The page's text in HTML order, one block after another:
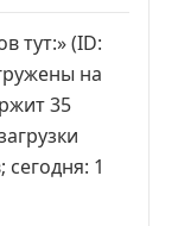
тут:» (ID:
на
35
; сегодня: 1